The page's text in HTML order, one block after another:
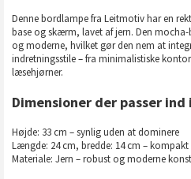
Denne bordlampe fra Leitmotiv har en
base og skærm, lavet af jern. Den
og moderne, hvilket gør den nem at
indretningsstile – fra minimalistiske
læsehjørner.
Dimensioner der passer
Højde: 33 cm – synlig uden at dominere
Længde: 24 cm, bredde: 14 cm –
Materiale: Jern – robust og moderne